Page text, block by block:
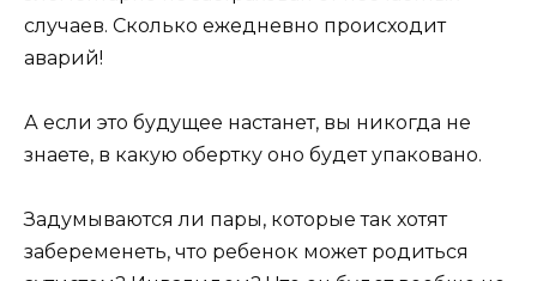
случаев. Сколько ежедневно происходит
аварий!
А если это будущее настанет, вы никогда не
знаете, в какую обертку оно будет упаковано.
Задумываются ли пары, которые так хотят
забеременеть, что ребенок может родиться